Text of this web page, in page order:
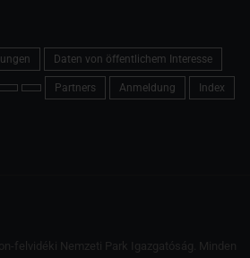
Daten von öffentlichem Interesse
Partners Anmeldung Index
felvidéki Nemzeti Park Igazgatóság. Minden